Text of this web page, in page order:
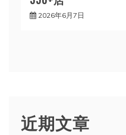
2026年6月7日
近期文章